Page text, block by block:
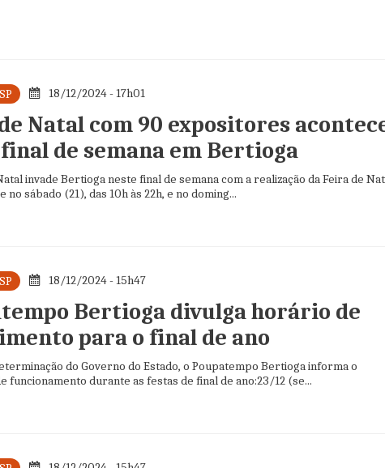
18/12/2024 - 17h01
Natal com 90 expositores
de semana em Bertioga
invade Bertioga neste final de semana com a realização da Feira de
no sábado (21), das 10h às 22h, e no doming...
18/12/2024 - 15h47
Bertioga divulga horário de
para o final de ano
do Governo do Estado, o Poupatempo Bertioga informa o
funcionamento durante as festas de final de ano:23/12 (se...